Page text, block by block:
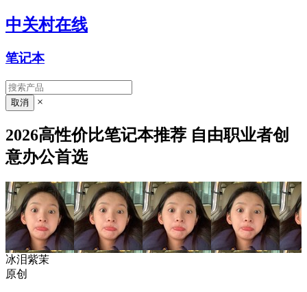
中关村在线
笔记本
×
2026高性价比笔记本推荐 自由职业者创
意办公首选
冰泪紫茉
原创